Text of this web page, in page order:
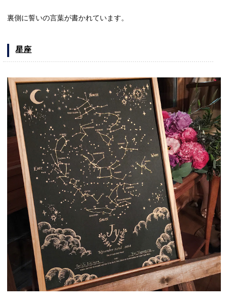
裏側に誓いの言葉が書かれています。
星座